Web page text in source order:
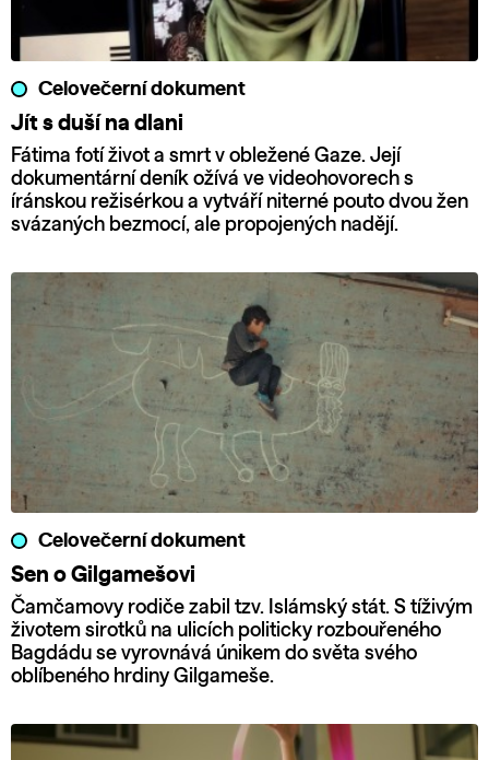
Celovečerní dokument
Jít s duší na dlani
Fátima fotí život a smrt v obležené Gaze. Její
dokumentární deník ožívá ve videohovorech s
íránskou režisérkou a vytváří niterné pouto dvou žen
svázaných bezmocí, ale propojených nadějí.
Celovečerní dokument
Sen o Gilgamešovi
Čamčamovy rodiče zabil tzv. Islámský stát. S tíživým
životem sirotků na ulicích politicky rozbouřeného
Bagdádu se vyrovnává únikem do světa svého
oblíbeného hrdiny Gilgameše.